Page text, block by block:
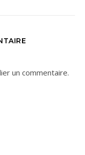
un commentaire.